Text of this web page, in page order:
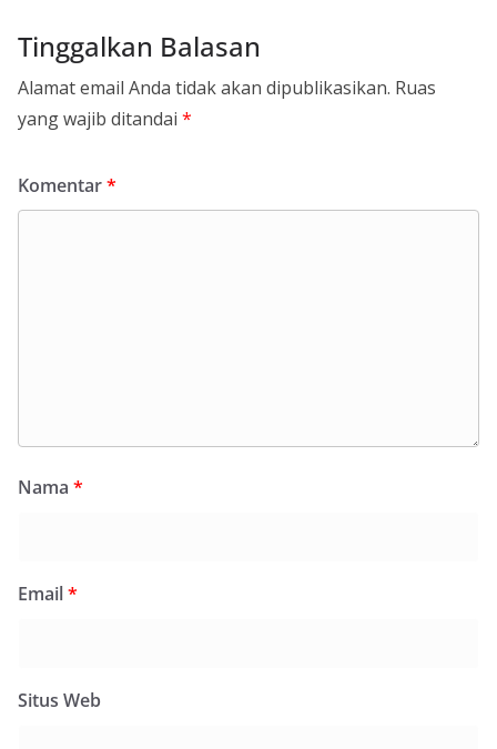
Tinggalkan Balasan
Alamat email Anda tidak akan dipublikasikan. Ruas
yang wajib ditandai *
Komentar*
Nama *
Email*
Situs Web